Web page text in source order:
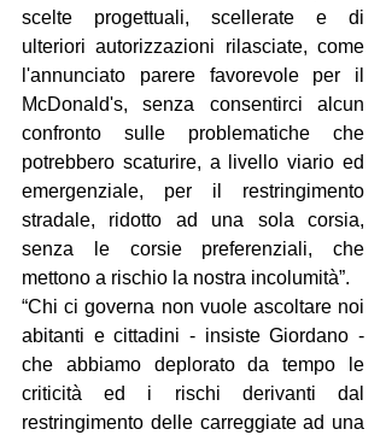
scelte progettuali, scellerate e di
ulteriori autorizzazioni rilasciate, come
l'annunciato parere favorevole per il
McDonald's, senza consentirci alcun
confronto sulle problematiche che
potrebbero scaturire, a livello viario ed
emergenziale, per il restringimento
stradale, ridotto ad una sola corsia,
senza le corsie preferenziali, che
mettono a rischio la nostra incolumità”.
“Chi ci governa non vuole ascoltare noi
abitanti e cittadini - insiste Giordano -
che abbiamo deplorato da tempo le
criticità ed i rischi derivanti dal
restringimento delle carreggiate ad una